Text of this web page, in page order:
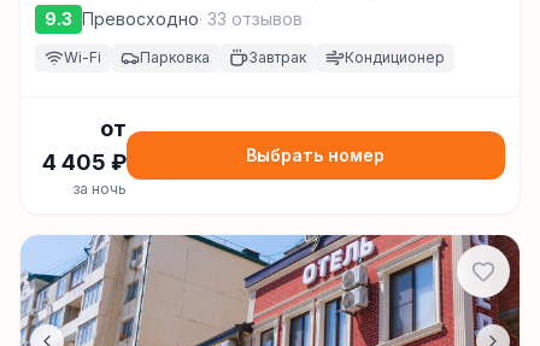
9.3 Превосходно· 33 отзывов
Wi-Fi Парковка Завтрак Кондиционер
от
4 405 ₽
за ночь
Выбрать номер